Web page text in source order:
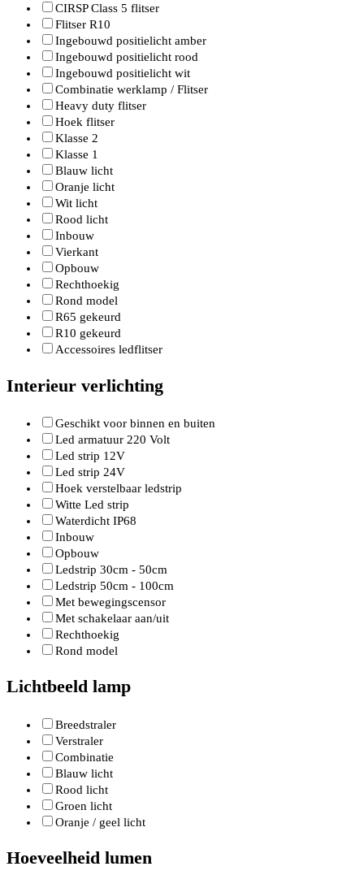
CIRSP Class 5 flitser
Flitser R10
Ingebouwd positielicht amber
Ingebouwd positielicht rood
Ingebouwd positielicht wit
Combinatie werklamp / Flitser
Heavy duty flitser
Hoek flitser
Klasse 2
Klasse 1
Blauw licht
Oranje licht
Wit licht
Rood licht
Inbouw
Vierkant
Opbouw
Rechthoekig
Rond model
R65 gekeurd
R10 gekeurd
Accessoires ledflitser
Interieur verlichting
Geschikt voor binnen en buiten
Led armatuur 220 Volt
Led strip 12V
Led strip 24V
Hoek verstelbaar ledstrip
Witte Led strip
Waterdicht IP68
Inbouw
Opbouw
Ledstrip 30cm - 50cm
Ledstrip 50cm - 100cm
Met bewegingscensor
Met schakelaar aan/uit
Rechthoekig
Rond model
Lichtbeeld lamp
Breedstraler
Verstraler
Combinatie
Blauw licht
Rood licht
Groen licht
Oranje / geel licht
Hoeveelheid lumen